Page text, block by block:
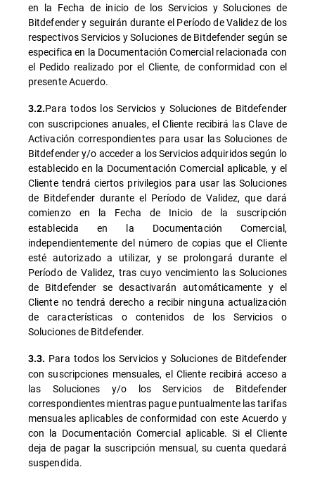
en la Fecha de inicio de los Servicios y Soluciones de
Bitdefender y seguirán durante el Período de Validez de los
respectivos Servicios y Soluciones de Bitdefender según se
especifica en la Documentación Comercial relacionada con
el Pedido realizado por el Cliente, de conformidad con el
presente Acuerdo.
3.2.Para todos los Servicios y Soluciones de Bitdefender
con suscripciones anuales, el Cliente recibirá las Clave de
Activación correspondientes para usar las Soluciones de
Bitdefender y/o acceder a los Servicios adquiridos según lo
establecido en la Documentación Comercial aplicable, y el
Cliente tendrá ciertos privilegios para usar las Soluciones
de Bitdefender durante el Período de Validez, que dará
comienzo en la Fecha de
Inicio de la suscripción
establecida en la Documentación Comercial,
independientemente del número de copias que el Cliente
esté autorizado a utilizar, y se prolongará durante el
Período de Validez, tras cuyo vencimiento las Soluciones
de Bitdefender se desactivarán automáticamente y el
Cliente no tendrá derecho a recibir ninguna actualización
de características o contenidos de los Servicios o
Soluciones de Bitdefender.
3.3. Para todos los Servicios y Soluciones de Bitdefender
con suscripciones mensuales, el Cliente recibirá acceso a
las Soluciones y/o los Servicios de Bitdefender
correspondientes mientras pague puntualmente las tarifas
mensuales aplicables de conformidad con este Acuerdo y
con la Documentación Comercial aplicable. Si el Cliente
deja de pagar la suscripción mensual, su cuenta quedará
suspendida.